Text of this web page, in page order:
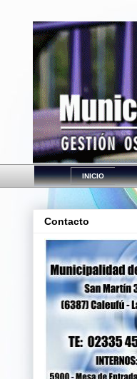
INICIO
Contacto